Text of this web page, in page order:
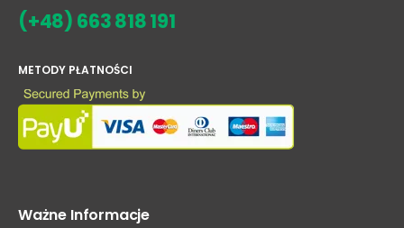
(+48) 663 818 191
METODY PŁATNOŚCI
Ważne Informacje